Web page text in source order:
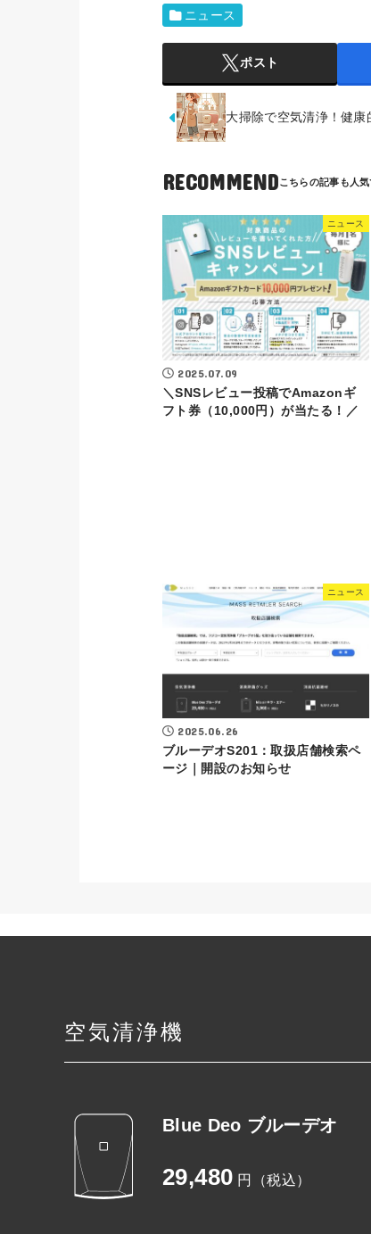
ニュース
ポスト
大掃除で空気清浄！健康
RECOMMEND
ニュース
2025.07.09
＼SNSレビュー投稿でAmazonギ
フト券（10,000円）が当たる！／
ニュース
2025.06.26
ブルーデオS201：取扱店舗検索ペ
ージ｜開設のお知らせ
空気清浄機
Blue Deo ブルーデオ
29,480 円（税込）